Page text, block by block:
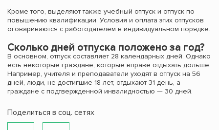
Кроме того, выделяют также учебный отпуск и отпуск по
повышению квалификации. Условия и оплата этих отпусков
оговариваются с работодателем в индивидуальном порядке.
Сколько дней отпуска положено за год?
В основном, отпуск составляет 28 календарных дней. Однако
есть некоторые граждане, которые вправе отдыхать дольше.
Например, учителя и преподаватели уходят в отпуск на 56
дней, люди, не достигшие 18 лет, отдыхают 31 день, а
граждане с подтвержденной инвалидностью — 30 дней.
Поделиться в соц. сетях